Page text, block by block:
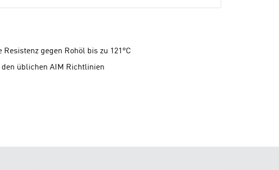
Resistenz gegen Rohöl bis zu 121°C
den üblichen AIM Richtlinien